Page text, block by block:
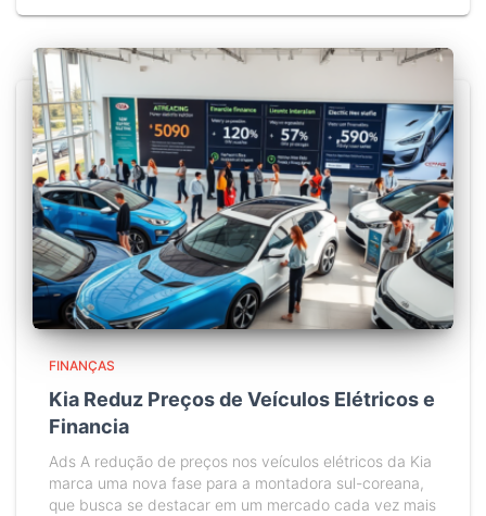
FINANÇAS
Kia Reduz Preços de Veículos Elétricos e
Financia
Ads A redução de preços nos veículos elétricos da Kia
marca uma nova fase para a montadora sul-coreana,
que busca se destacar em um mercado cada vez mais